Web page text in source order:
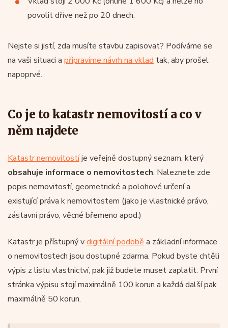
povolit dříve než po 20 dnech.
Nejste si jistí, zda musíte stavbu zapisovat? Podíváme se
na vaši situaci a připravíme návrh na vklad tak, aby prošel
napoprvé.
Co je to katastr nemovitostí a co v
něm najdete
Katastr nemovitostíje veřejně dostupný seznam, který
obsahuje informace o nemovitostech. Naleznete zde
popis nemovitostí, geometrické a polohové určení a
existující práva k nemovitostem (jako je vlastnické právo,
zástavní právo, věcné břemeno apod.)
Katastr je přístupný vdigitální podobě a základní informace
o nemovitostech jsou dostupné zdarma. Pokud byste chtěli
výpis z listu vlastnictví, pak již budete muset zaplatit. První
stránka výpisu stojí maximálně 100 korun a každá další pak
maximálně 50 korun.